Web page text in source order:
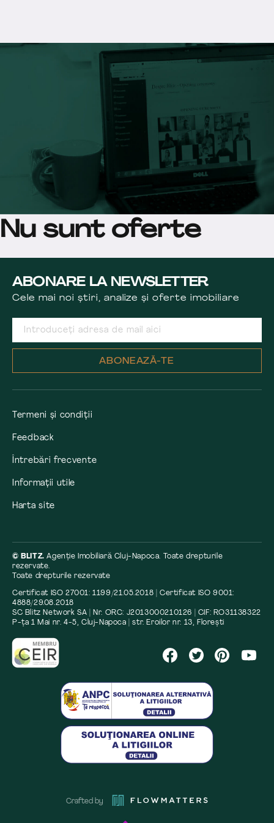
Nu sunt oferte
ABONARE LA NEWSLETTER
Cele mai noi știri, analize și oferte imobiliare
ABONEAZĂ-TE
Termeni și condiții
Feedback
Întrebări frecvente
Informații utile
Harta site
© BLITZ.Agenție Imobiliară Cluj-Napoca. Toate drepturile
rezervate.
Toate drepturile rezervate
Certificat ISO 27001: 1199/21.05.2018 | Certificat ISO 9001:
4888/29.08.2018
SC Blitz Network SA | Nr. ORC: J2013000210126 | CIF: RO31138322
P-ța 1 Mai nr. 4-5, Cluj-Napoca | str. Eroilor nr. 13, Florești
Crafted by